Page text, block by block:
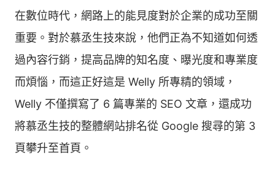
在數位時代，網路上的能見度對於企業的成功至關
重要。對於慕丞生技來說，他們正為不知道如何透
過內容行銷，提高品牌的知名度、曝光度和專業度
而煩惱，而這正好這是 Welly 所專精的領域，
Welly 不僅撰寫了 6 篇專業的 SEO 文章，還成功
將慕丞生技的整體網站排名從 Google 搜尋的第 3
頁攀升至首頁。